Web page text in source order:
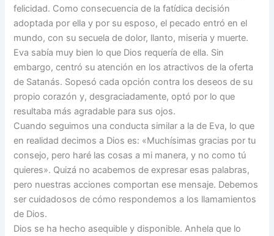
felicidad. Como consecuencia de la fatídica decisión
adoptada por ella y por su esposo, el pecado entró en el
mundo, con su secuela de dolor, llanto, miseria y muerte.
Eva sabía muy bien lo que Dios requería de ella. Sin
embargo, centró su atención en los atractivos de la oferta
de Satanás. Sopesó cada opción contra los deseos de su
propio corazón y, desgraciadamente, optó por lo que
resultaba más agradable para sus ojos.
Cuando seguimos una conducta similar a la de Eva, lo que
en realidad decimos a Dios es: «Muchísimas gracias por tu
consejo, pero haré las cosas a mi manera, y no como tú
quieres». Quizá no acabemos de expresar esas palabras,
pero nuestras acciones comportan ese mensaje. Debemos
ser cuidadosos de cómo respondemos a los llamamientos
de Dios.
Dios se ha hecho asequible y disponible. Anhela que lo